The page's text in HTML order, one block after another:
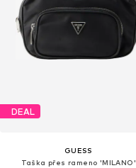
DEAL
GUESS
Taška přes rameno 'MILANO'